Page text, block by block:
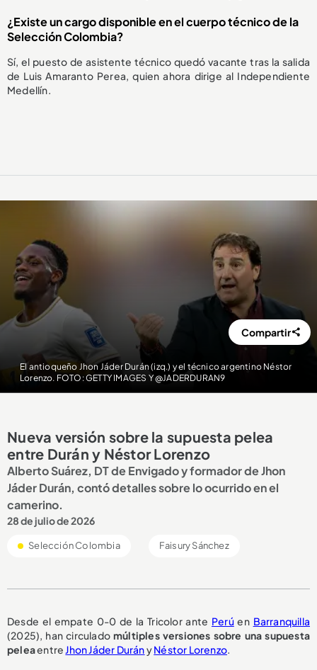
¿Existe un cargo disponible en el cuerpo técnico de la
Selección Colombia?
Sí, el puesto de asistente técnico quedó vacante tras la salida
de Luis Amaranto Perea, quien ahora dirige al Independiente
Medellín.
El antioqueño Jhon Jáder Durán (izq.) y el técnico argentino Néstor
Lorenzo. FOTO: GETTY IMAGES Y @JADERDURAN9
Compartir
Nueva versión sobre la supuesta pelea
entre Durán y Néstor Lorenzo
Alberto Suárez, DT de Envigado y formador de Jhon
Jáder Durán, contó detalles sobre lo ocurrido en el
camerino.
28 de julio de 2026
Selección Colombia Faisury Sánchez
Desde el empate 0-0 de la Tricolor ante Perúen Barranquilla
(2025), han circulado múltiples versiones sobre una supuesta
peleaentre Jhon Jáder DurányNéstor Lorenzo